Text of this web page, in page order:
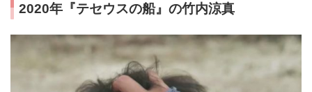
2020年『テセウスの船』の竹内涼真